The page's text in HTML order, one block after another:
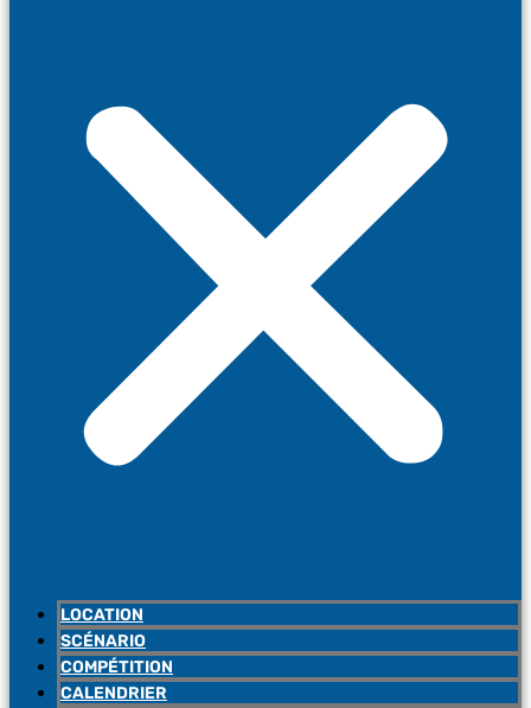
LOCATION
SCÉNARIO
COMPÉTITION
CALENDRIER